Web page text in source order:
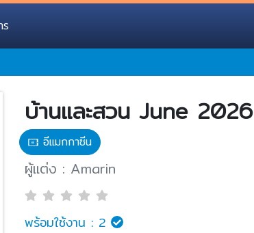
บ้านและสวน June 2026
อีแมกกาซีน
ผู้แต่ง : Amarin
พร้อมใช้งาน : 2